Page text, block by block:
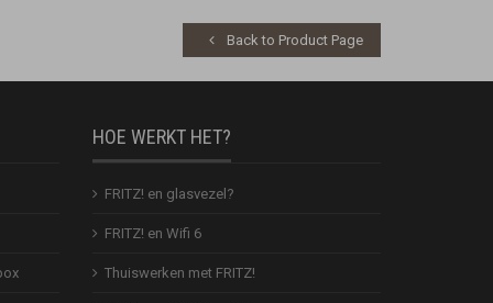
Back to Product Page
HOE WERKT HET?
FRITZ! en glasvezel?
FRITZ! en Wifi 6
Thuiswerken met FRITZ!